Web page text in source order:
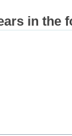
in the